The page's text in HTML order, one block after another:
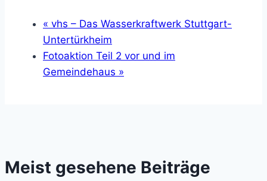
« vhs – Das Wasserkraftwerk Stuttgart-
Untertürkheim
Fotoaktion Teil 2 vor und im
Gemeindehaus »
Meist gesehene Beiträge